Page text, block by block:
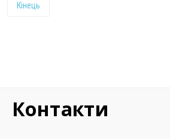
Кінець
Контакти